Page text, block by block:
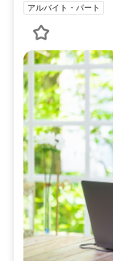
アルバイト・パート